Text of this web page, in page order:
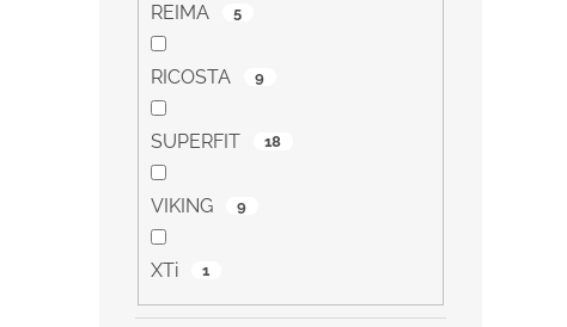
REIMA 5
RICOSTA 9
SUPERFIT 18
VIKING 9
XTi 1